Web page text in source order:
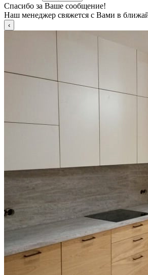
Спасибо за Ваше сообщение!
Наш менеджер свяжется с Вами в